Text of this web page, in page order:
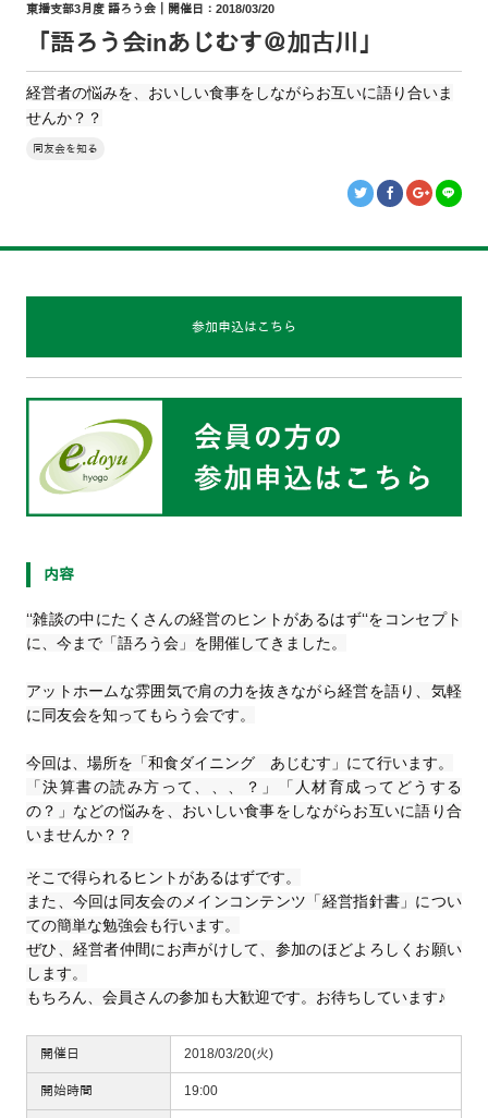
東播支部3月度 語ろう会｜開催日：2018/03/20
「語ろう会inあじむす＠加古川」
経営者の悩みを、おいしい食事をしながらお互いに語り合いま
せんか？？
同友会を知る
参加申込はこちら
内容
‘‘雑談の中にたくさんの経営のヒントがあるはず‘‘をコンセプト
に、今まで「語ろう会」を開催してきました。
アットホームな雰囲気で肩の力を抜きながら経営を語り、気軽
に同友会を知ってもらう会です。
今回は、場所を「和食ダイニング あじむす」にて行います。
「決算書の読み方って、、、？」
「人材育成ってどうする
の？」などの悩みを、おいしい食事をしながらお互いに語り合
いませんか？？
そこで得られるヒントがあるはずです。
また、今回は同友会のメインコンテンツ「経営指針書」につい
ての簡単な勉強会も行います。
ぜひ、経営者仲間にお声がけして、参加のほどよろしくお願い
します。
もちろん、会員さんの参加も大歓迎です。お待ちしています♪
開催日 2018/03/20(火)
開始時間 19:00